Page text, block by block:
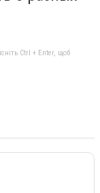
Ctrl + Enter, щоб